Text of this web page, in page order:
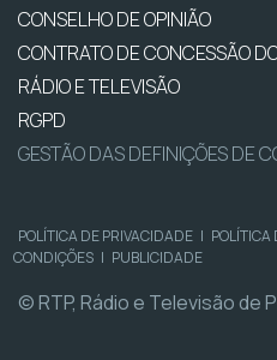
CONSELHO DE OPINIÃO
CONTRATO DE CONCESSÃO
RÁDIO E TELEVISÃO
RGPD
GESTÃO DAS DEFINIÇÕES DE
POLÍTICA DE PRIVACIDADE | POLÍTICA
CONDIÇÕES | PUBLICIDADE
© RTP, Rádio e Televisão de